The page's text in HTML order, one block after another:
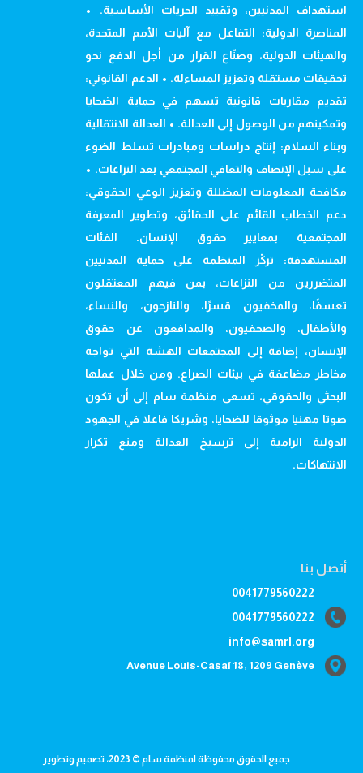
استهداف المدنيين، وتقييد الحريات الأساسية. •
المناصرة الدولية: التفاعل مع آليات الأمم المتحدة،
والهيئات الدولية، وصنّاع القرار من أجل الدفع نحو
تحقيقات مستقلة وتعزيز المساءلة. • الدعم القانوني:
تقديم مقاربات قانونية تسهم في حماية الضحايا
وتمكينهم من الوصول إلى العدالة. • العدالة الانتقالية
وبناء السلام: إنتاج دراسات ومبادرات تسلط الضوء
على سبل الإنصاف والتعافي المجتمعي بعد النزاعات. •
مكافحة المعلومات المضللة وتعزيز الوعي الحقوقي:
دعم الخطاب القائم على الحقائق، وتطوير المعرفة
المجتمعية بمعايير حقوق الإنسان. الفئات
المستهدفة: تركّز المنظمة على حماية المدنيين
المتضررين من النزاعات، بمن فيهم المعتقلون
تعسفًا، والمخفيون قسرًا، والنازحون، والنساء،
والأطفال، والصحفيون، والمدافعون عن حقوق
الإنسان، إضافة إلى المجتمعات الهشة التي تواجه
مخاطر مضاعفة في بيئات الصراع. ومن خلال عملها
البحثي والحقوقي، تسعى منظمة سام إلى أن تكون
صوتا مهنيا موثوقا للضحايا، وشريكا فاعلا في الجهود
الدولية الرامية إلى ترسيخ العدالة ومنع تكرار
الانتهاكات.
أتصل بنا
0041779560222
0041779560222
info@samrl.org
Avenue Louis-Casaï 18, 1209 Genève
جميع الحقوق محفوظة لمنظمة سام © 2023، تصميم وتطوير